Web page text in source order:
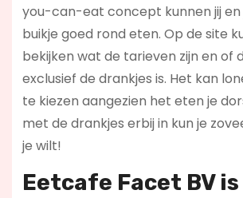
you-can-eat concept kunnen jij en
buikje goed rond eten. Op de site
bekijken wat de tarieven zijn en of
exclusief de drankjes is. Het kan
te kiezen aangezien het eten je
met de drankjes erbij in kun je
je wilt!
Eetcafe Facet BV